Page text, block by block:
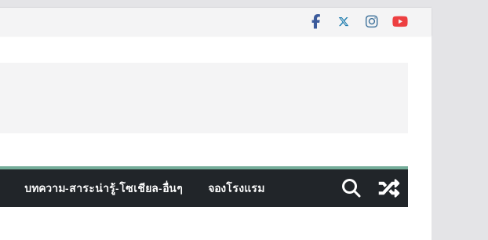
บทความ-สาระน่ารู้-โซเชียล-อื่นๆ จองโรงแรม